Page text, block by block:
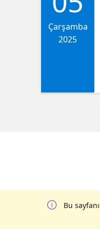
Çarşamba
2025
Bu